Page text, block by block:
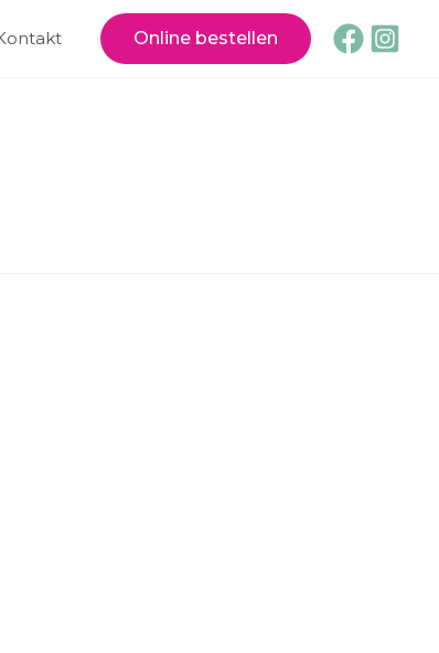
Online bestellen